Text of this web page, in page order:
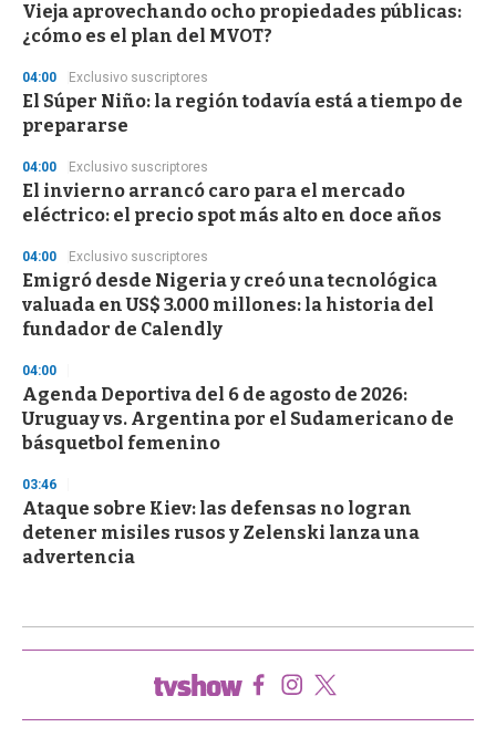
Vieja aprovechando ocho propiedades públicas:
¿cómo es el plan del MVOT?
04:00 Exclusivo suscriptores
El Súper Niño: la región todavía está a tiempo de
prepararse
04:00 Exclusivo suscriptores
El invierno arrancó caro para el mercado
eléctrico: el precio spot más alto en doce años
04:00 Exclusivo suscriptores
Emigró desde Nigeria y creó una tecnológica
valuada en US$ 3.000 millones: la historia del
fundador de Calendly
04:00
Agenda Deportiva del 6 de agosto de 2026:
Uruguay vs. Argentina por el Sudamericano de
básquetbol femenino
03:46
Ataque sobre Kiev: las defensas no logran
detener misiles rusos y Zelenski lanza una
advertencia